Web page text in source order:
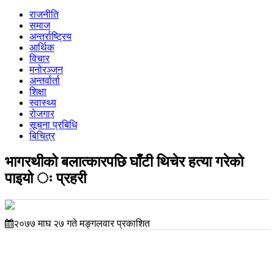
राजनीति
समाज
अन्तर्राष्ट्रिय
आर्थिक
विचार
मनोरञ्जन
अन्तर्वार्ता
शिक्षा
स्वास्थ्य
रोजगार
सूचना प्रबिधि
बिचित्र
भागरथीको बलात्कारपछि घाँटी थिचेर हत्या गरेको
पाइयो ः प्रहरी
२०७७ माघ २७ गते मङ्गलवार प्रकाशित